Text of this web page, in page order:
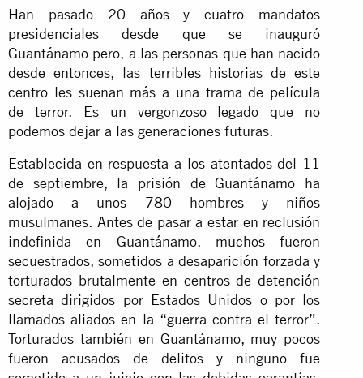
Han pasado 20 años y cuatro mandatos
presidenciales desde que se inauguró
Guantánamo pero, a las personas que han nacido
desde entonces, las terribles historias de este
centro les suenan más a una trama de película
de terror. Es un vergonzoso legado que no
podemos dejar a las generaciones futuras.
Establecida en respuesta a los atentados del 11
de septiembre, la prisión de Guantánamo ha
alojado a unos 780 hombres y niños
musulmanes. Antes de pasar a estar en reclusión
indefinida en Guantánamo, muchos fueron
secuestrados, sometidos a desaparición forzada y
torturados brutalmente en centros de detención
secreta dirigidos por Estados Unidos o por los
llamados aliados en la “guerra contra el terror”.
Torturados también en Guantánamo, muy pocos
fueron acusados de delitos y ninguno fue